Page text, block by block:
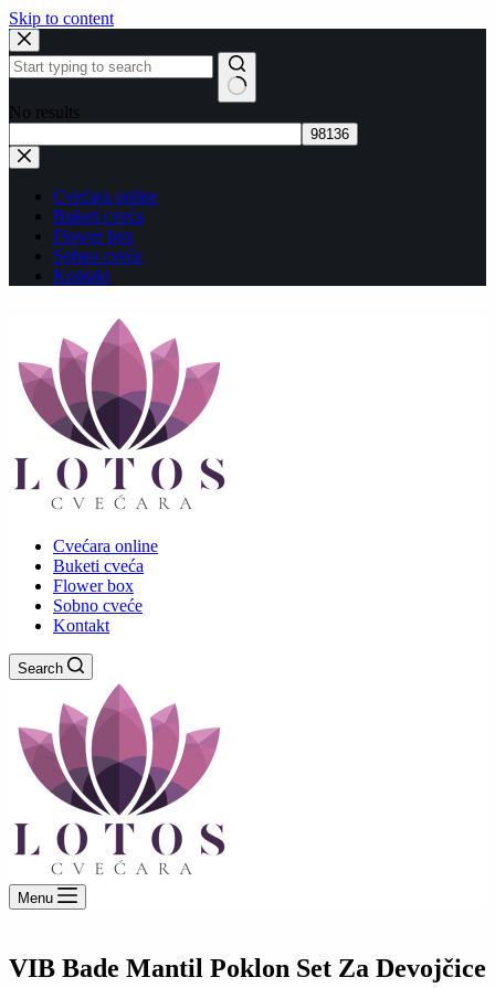
Skip to content
No results
Cvećara online
Buketi cveća
Flower box
Sobno cveće
Kontakt
Cvećara online
Buketi cveća
Flower box
Sobno cveće
Kontakt
Search
Menu
VIB Bade Mantil Poklon Set Za Devojčice